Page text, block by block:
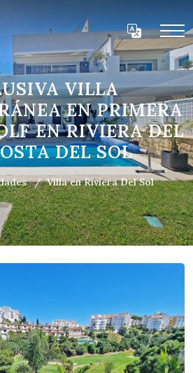
VILLA
EN PRIMERA
EN RIVIERA DEL
DEL SOL
Villa en Riviera Del Sol